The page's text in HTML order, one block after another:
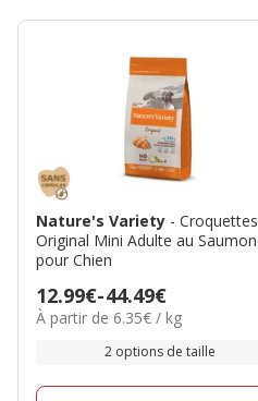
Nature's Variety - Croquettes
Original Mini Adulte au Saumon
pour Chien
Prix
de
12.99€-44.49€
6.35€
À partir de 6.35€ / kg
2 options de taille